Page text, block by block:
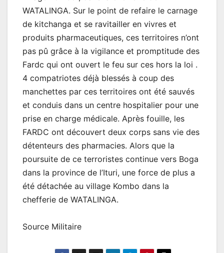
WATALINGA. Sur le point de refaire le carnage
de kitchanga et se ravitailler en vivres et
produits pharmaceutiques, ces territoires n’ont
pas pû grâce à la vigilance et promptitude des
Fardc qui ont ouvert le feu sur ces hors la loi .
4 compatriotes déjà blessés à coup des
manchettes par ces territoires ont été sauvés
et conduis dans un centre hospitalier pour une
prise en charge médicale. Après fouille, les
FARDC ont découvert deux corps sans vie des
détenteurs des pharmacies. Alors que la
poursuite de ce terroristes continue vers Boga
dans la province de l’Ituri, une force de plus a
été détachée au village Kombo dans la
chefferie de WATALINGA.
Source Militaire